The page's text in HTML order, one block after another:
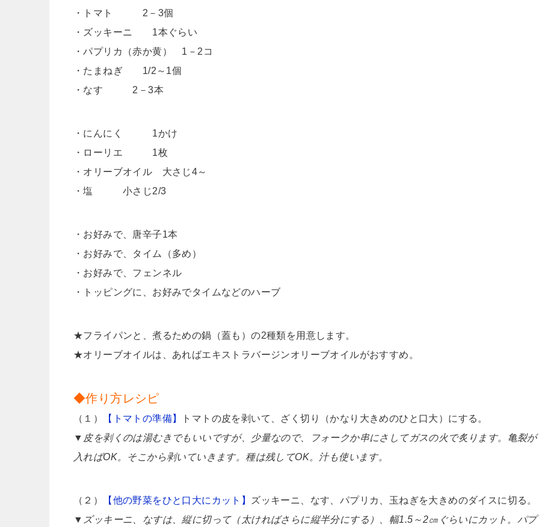
・トマト 2－3個
・ズッキーニ 1本ぐらい
・パプリカ（赤か黄） 1－2コ
・たまねぎ 1/2～1個
・なす 2－3本
・にんにく 1かけ
・ローリエ 1枚
・オリーブオイル 大さじ4～
・塩 小さじ2/3
・お好みで、唐辛子1本
・お好みで、タイム（多め）
・お好みで、フェンネル
・トッピングに、お好みでタイムなどのハーブ
★フライパンと、煮るための鍋（蓋も）の2種類を用意します。
★オリーブオイルは、あればエキストラバージンオリーブオイルがおすすめ。
◆作り方レシピ
（１） 【トマトの準備】
トマトの皮を剥いて、ざく切り（かなり大きめのひと口大）にする。
▼皮を剥くのは湯むきでもいいですが、少量なので、フォークか串にさしてガスの火で炙ります。亀裂が
入ればOK。そこから剥いていきます。種は残してOK。汁も使います。
（２） 【他の野菜をひと口大にカット】
ズッキーニ、なす、パプリカ、玉ねぎを大きめのダイスに切る。
▼ズッキーニ、なすは、縦に切って（太ければさらに縦半分にする）、幅1.5～2㎝ぐらいにカット。パプ